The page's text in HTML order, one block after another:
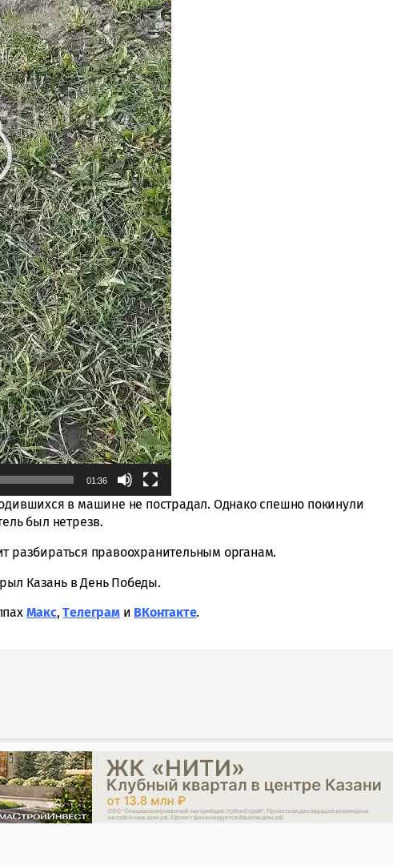
01:36
в машине не пострадал. Однако спешно покинули
был нетрезв.
разбираться правоохранительным органам.
Казань в День Победы.
Макс,Tелеграми ВКонтакте.